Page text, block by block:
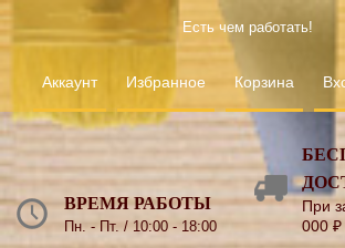
Есть чем работать!
Аккаунт Избранное Корзина
ВРЕМЯ РАБОТЫ
Пн. - Пт. / 10:00 - 18:00
При
000₽